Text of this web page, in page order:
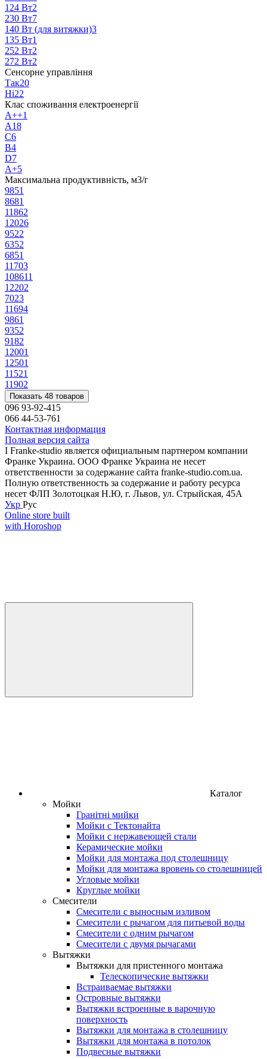
124 Вт2
230 Вт7
140 Вт (для витяжки)3
135 Вт1
252 Вт2
272 Вт2
Сенсорне управління
Так20
Ні22
Клас споживання електроенергії
A++1
A18
C6
B4
D7
A+5
Максимальна продуктивність, м3/г
9851
8681
11862
12026
9522
6352
6851
11703
108611
12202
7023
11694
9861
9352
9182
12001
12501
11521
11902
Показать 48 товаров
096 93-92-415
066 44-53-761
Контактная информация
Полная версия сайта
І Franke-studio является официальным партнером компании
Франке Украина. ООО Франке Украина не несет
ответственности за содержание сайта franke-studio.com.ua.
Полную ответственность за содержание и работу ресурса
несет ФЛП Золотоцкая Н.Ю, г. Львов, ул. Стрыйская, 45А
Укр Рус
Online store built
with Horoshop
Каталог
Мойки
Гранітні мийки
Мойки с Тектонайта
Мойки с нержавеющей стали
Керамические мойки
Мойки для монтажа под столешницу
Мойки для монтажа вровень со столешницей
Угловые мойки
Круглые мойки
Смесители
Смесители с выносным изливом
Смесители с рычагом для питьевой воды
Смесители с одним рычагом
Смесители с двумя рычагами
Вытяжки
Вытяжки для пристенного монтажа
Телескопические вытяжки
Встраиваемае вытяжки
Островные вытяжки
Вытяжки встроенные в варочную
поверхность
Вытяжки для монтажа в столешницу
Вытяжки для монтажа в потолок
Подвесные вытяжки